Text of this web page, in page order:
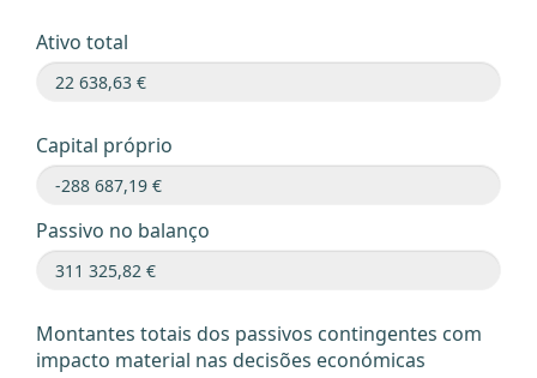
Ativo total
Capital próprio
Passivo no balanço
Montantes totais dos passivos contingentes com
impacto material nas decisões económicas